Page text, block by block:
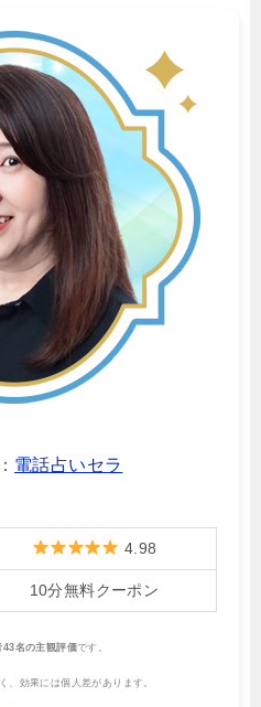
電話占いセラ
4.98
10分無料クーポン
43名の主観評価です。
、効果には個人差があります。